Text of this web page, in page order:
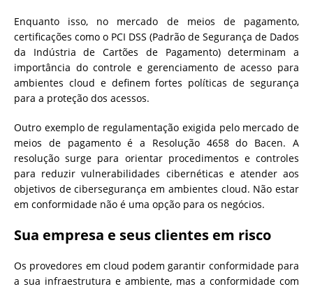
Enquanto isso, no mercado de meios de pagamento,
certificações como o PCI DSS (Padrão de Segurança de Dados
da Indústria de Cartões de Pagamento) determinam a
importância do controle e gerenciamento de acesso para
ambientes cloud e definem fortes políticas de segurança
para a proteção dos acessos.
Outro exemplo de regulamentação exigida pelo mercado de
meios de pagamento é a Resolução 4658 do Bacen. A
resolução surge para orientar procedimentos e controles
para reduzir vulnerabilidades cibernéticas e atender aos
objetivos de cibersegurança em ambientes cloud. Não estar
em conformidade não é uma opção para os negócios.
Sua empresa e seus clientes em risco
Os provedores em cloud podem garantir conformidade para
a sua infraestrutura e ambiente, mas a conformidade com